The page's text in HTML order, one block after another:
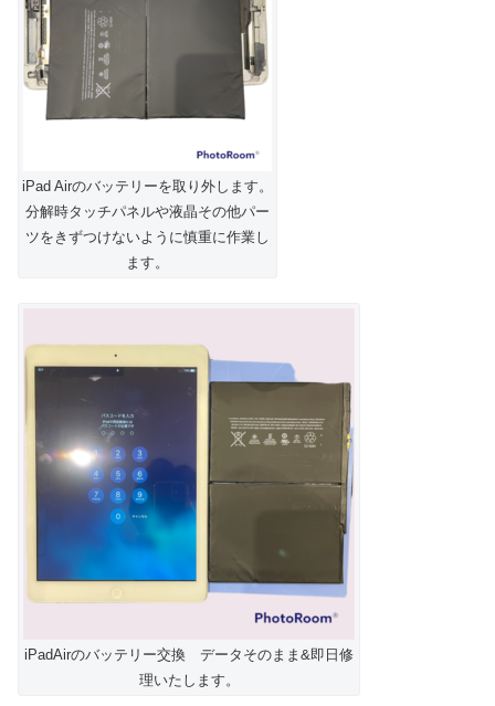
iPad Airのバッテリーを取り外します。
分解時タッチパネルや液晶その他パー
ツをきずつけないように慎重に作業し
ます。
iPadAirのバッテリー交換 データそのまま&即日修
理いたします。